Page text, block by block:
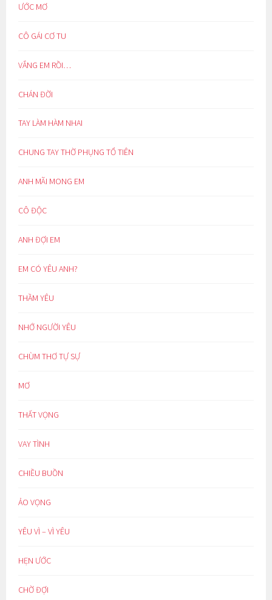
ƯỚC MƠ
CÔ GÁI CƠ TU
VẮNG EM RỒI…
CHÁN ĐỜI
TAY LÀM HÀM NHAI
CHUNG TAY THỜ PHỤNG TỔ TIÊN
ANH MÃI MONG EM
CÔ ĐỘC
ANH ĐỢI EM
EM CÓ YÊU ANH?
THẦM YÊU
NHỚ NGƯỜI YÊU
CHÙM THƠ TỰ SỰ
MƠ
THẤT VỌNG
VAY TÌNH
CHIỀU BUỒN
ẢO VỌNG
YÊU VÌ – VÌ YÊU
HẸN ƯỚC
CHỜ ĐỢI